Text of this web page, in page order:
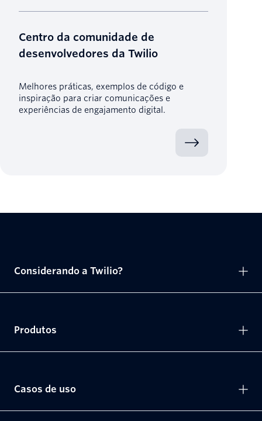
Centro da comunidade de
desenvolvedores da Twilio
Melhores práticas, exemplos de código e
inspiração para criar comunicações e
experiências de engajamento digital.
Considerando a Twilio?
Produtos
Casos de uso